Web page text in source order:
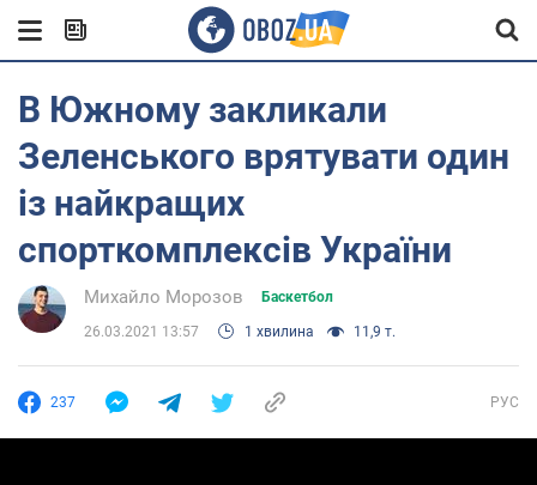
В Южному закликали
Зеленського врятувати один
із найкращих
спорткомплексів України
Михайло Морозов Баскетбол
26.03.2021 13:57 1 хвилина 11,9 т.
237 РУС